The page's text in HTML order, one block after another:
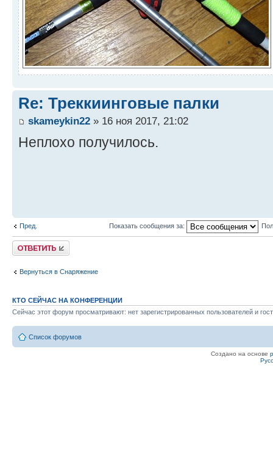
Re: Треккиинговые палки
skameykin22 » 16 ноя 2017, 21:02
Неплохо получилось.
Пред. Показать сообщения за:
Ответить
Вернуться в Снаряжение
КТО СЕЙЧАС НА КОНФЕРЕНЦИИ
Сейчас этот форум просматривают: нет зарегистрированных пользователей и
Список форумов
Создано на основе